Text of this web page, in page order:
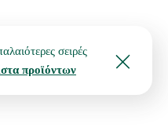
σειρές
προϊόντων